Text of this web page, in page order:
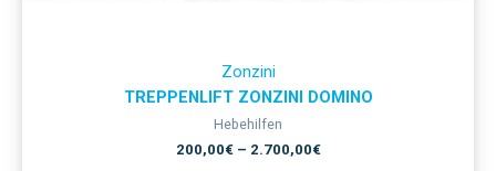
Zonzini
TREPPENLIFT ZONZINI DOMINO
Hebehilfen
200,00€– 2.700,00€